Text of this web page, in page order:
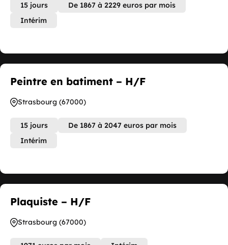
15 jours
De 1867 à 2229 euros par mois
Intérim
Peintre en batiment – H/F
Strasbourg (67000)
15 jours
De 1867 à 2047 euros par mois
Intérim
Plaquiste – H/F
Strasbourg (67000)